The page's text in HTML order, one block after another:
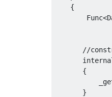
{
Func<
//
{
}